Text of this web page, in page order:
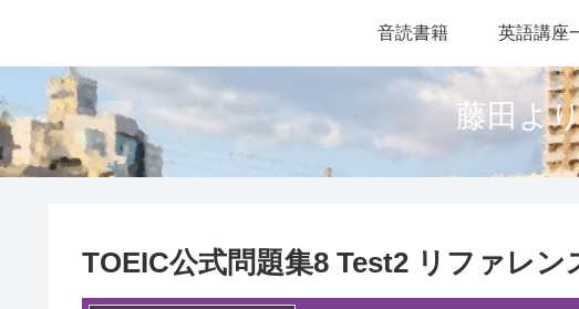
藤田よ
音読書籍 英語講座
TOEIC公式問題集8 Test2 リファレン